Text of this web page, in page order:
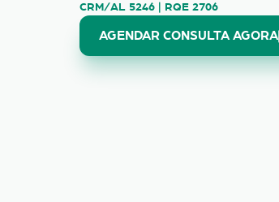
CRM/AL 5246 | RQE 2706
AGENDAR CONSULTA AGORA